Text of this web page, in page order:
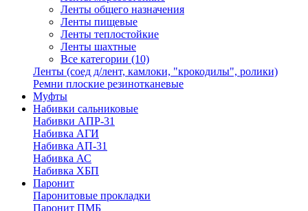
Ленты общего назначения
Ленты пищевые
Ленты теплостойкие
Ленты шахтные
Все категории (10)
Ленты (соед д/лент, камлоки, "крокодилы", ролики)
Ремни плоские резинотканевые
Муфты
Набивки сальниковые
Набивки АПР-31
Набивка АГИ
Набивка АП-31
Набивка АС
Набивка ХБП
Паронит
Паронитовые прокладки
Паронит ПМБ